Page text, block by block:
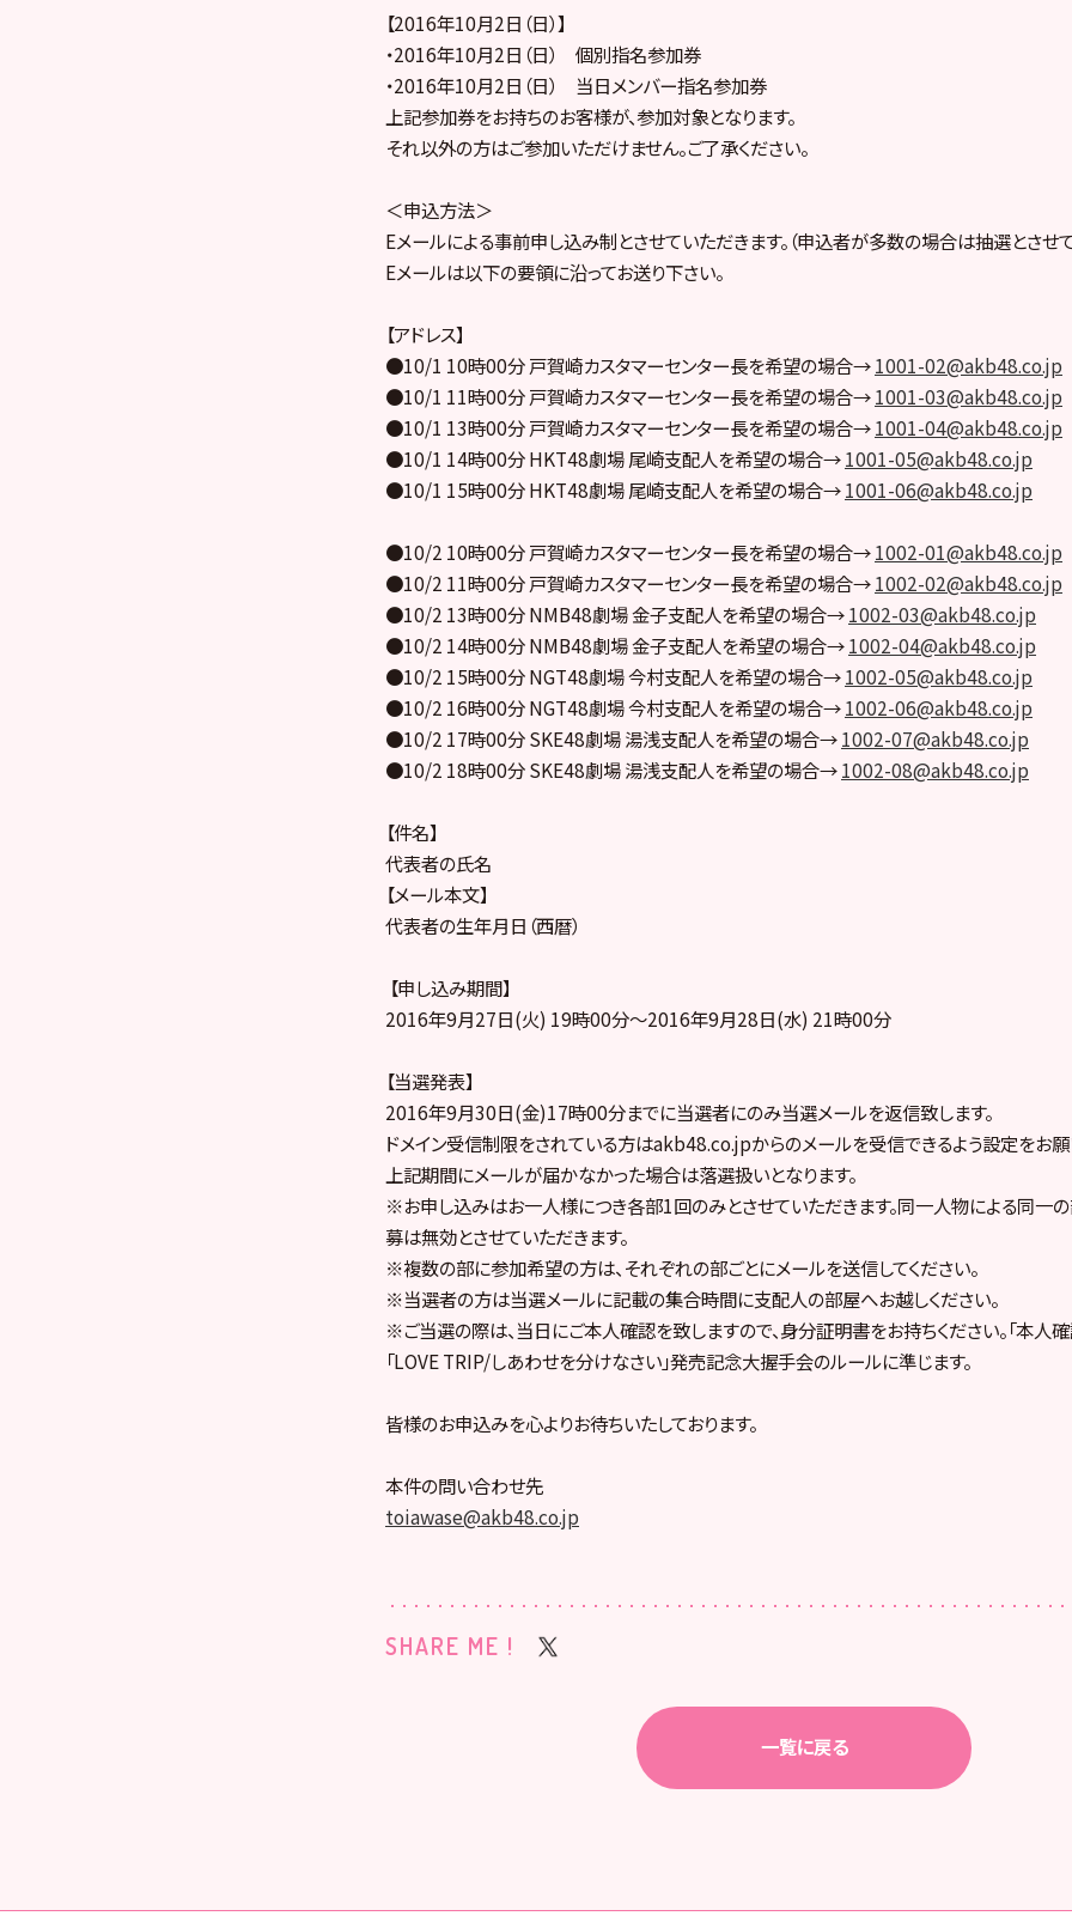
【2016年10月2日（日）】
・2016年10月2日（日） 個別指名参加券
・2016年10月2日（日） 当日メンバー指名参加券
上記参加券をお持ちのお客様が、参加対象となります。
それ以外の方はご参加いただけません。ご了承ください。
＜申込方法＞
Eメールによる事前申し込み制とさせていただきます。（申込者が多数の場合は抽選とさせて
Eメールは以下の要領に沿ってお送り下さい。
【アドレス】
●10/1 10時00分 戸賀崎カスタマーセンター長を希望の場合→1001-02@akb48.co.jp
●10/1 11時00分 戸賀崎カスタマーセンター長を希望の場合→1001-03@akb48.co.jp
●10/1 13時00分 戸賀崎カスタマーセンター長を希望の場合→1001-04@akb48.co.jp
●10/1 14時00分 HKT48劇場 尾崎支配人を希望の場合→1001-05@akb48.co.jp
●10/1 15時00分 HKT48劇場 尾崎支配人を希望の場合→1001-06@akb48.co.jp
●10/2 10時00分 戸賀崎カスタマーセンター長を希望の場合→1002-01@akb48.co.jp
●10/2 11時00分 戸賀崎カスタマーセンター長を希望の場合→1002-02@akb48.co.jp
●10/2 13時00分 NMB48劇場 金子支配人を希望の場合→1002-03@akb48.co.jp
●10/2 14時00分 NMB48劇場 金子支配人を希望の場合→1002-04@akb48.co.jp
●10/2 15時00分 NGT48劇場 今村支配人を希望の場合→1002-05@akb48.co.jp
●10/2 16時00分 NGT48劇場 今村支配人を希望の場合→1002-06@akb48.co.jp
●10/2 17時00分 SKE48劇場 湯浅支配人を希望の場合→1002-07@akb48.co.jp
●10/2 18時00分 SKE48劇場 湯浅支配人を希望の場合→1002-08@akb48.co.jp
【件名】
代表者の氏名
【メール本文】
代表者の生年月日（西暦）
【申し込み期間】
2016年9月27日(火) 19時00分～2016年9月28日(水) 21時00分
【当選発表】
2016年9月30日(金)17時00分までに当選者にのみ当選メールを返信致します。
ドメイン受信制限をされている方はakb48.co.jpからのメールを受信できるよう設定をお願
上記期間にメールが届かなかった場合は落選扱いとなります。
※お申し込みはお一人様につき各部1回のみとさせていただきます。同一人物による同一
募は無効とさせていただきます。
※複数の部に参加希望の方は、それぞれの部ごとにメールを送信してください。
※当選者の方は当選メールに記載の集合時間に支配人の部屋へお越しください。
※ご当選の際は、当日にご本人確認を致しますので、身分証明書をお持ちください。「本人
「LOVE TRIP/しあわせを分けなさい」発売記念大握手会のルールに準じます。
皆様のお申込みを心よりお待ちいたしております。
本件の問い合わせ先
toiawase@akb48.co.jp
SHARE ME !
一覧に戻る